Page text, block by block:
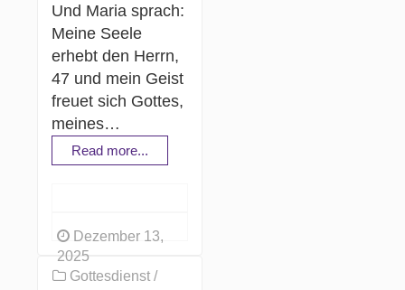
Und Maria sprach:
Meine Seele
erhebt den Herrn,
47 und mein Geist
freuet sich Gottes,
meines…
Read more...
Dezember 13,
2025
Gottesdienst /